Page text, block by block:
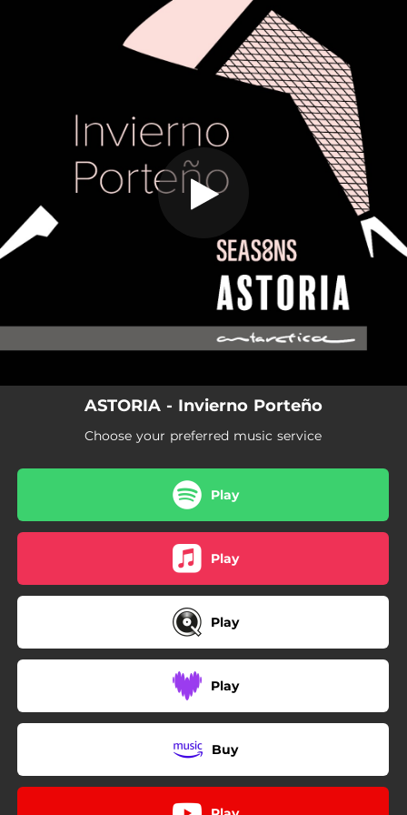
You're all set!
Invierno Porteño (Las Cuatro
Estaciones Porteñas)
ASTORIA - Invierno Porteño
Choose your preferred music service
Play
Play
Play
Play
Buy